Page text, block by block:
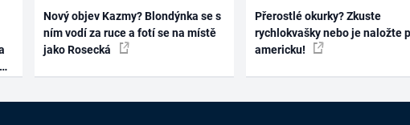
Nový objev Kazmy? Blondýnka se s
ním vodí za ruce a fotí se na místě
jako Rosecká
Přerostlé okurky? Zkuste
rychlokvašky nebo je naložte
americku!